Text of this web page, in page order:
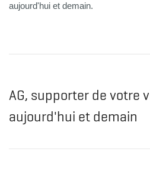
aujourd'hui et demain.
AG, supporter de votre
aujourd'hui et demain